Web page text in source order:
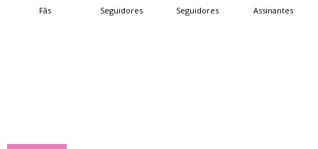
Fãs Seguidores Seguidores Assinantes